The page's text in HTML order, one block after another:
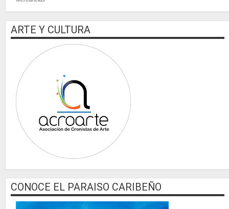
ARTE Y CULTURA
CONOCE EL PARAISO CARIBEÑO